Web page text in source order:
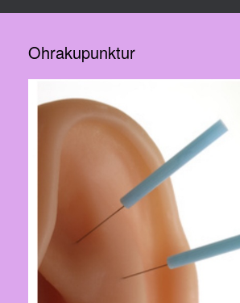
Ohrakupunktur